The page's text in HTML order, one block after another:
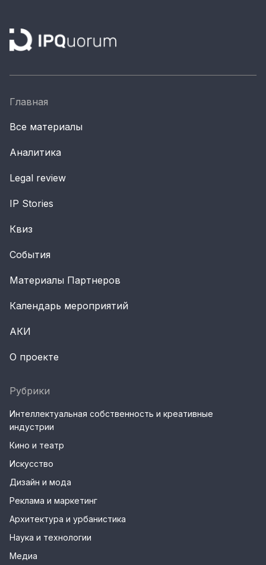
Главная
Все материалы
Аналитика
Legal review
IP Stories
Квиз
События
Материалы Партнеров
Календарь мероприятий
АКИ
О проекте
Рубрики
Интеллектуальная собственность и креативные
индустрии
Кино и театр
Искусство
Дизайн и мода
Реклама и маркетинг
Архитектура и урбанистика
Наука и технологии
Медиа